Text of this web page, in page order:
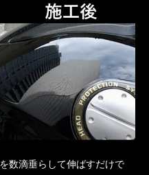
数滴垂らして伸ばすだけで